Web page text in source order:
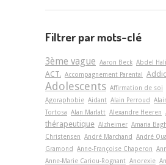
Filtrer par mots-clé
3ème vague Aaron Beck Abdel
ACT. Accompagnement Parental
Adolescents Affirmation de soi
Agoraphobie Aidant Alain Perroud
Tortosa Alan Marlatt Alexandre Heeren
thérapeutique Alzheimer Amaria
Christensen André Marchand André
Gramond Anne-Françoise Chaperon
Anne-Marie Cariou-Rognant Anorexie